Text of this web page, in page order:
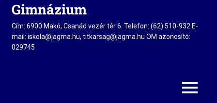
Gimnázium
Cím: 6900 Makó, Csanád vezér tér 6. Telefon: (62) 510-932 E-
mail: iskola@jagma.hu, titkarsag@jagma.hu OM azonosító:
029745
MENU